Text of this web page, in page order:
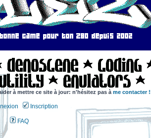
à mettre ce site à jour: n'hésitez pas à me contacter
Inscription
FAQ